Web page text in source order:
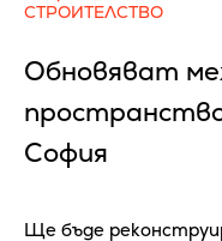
СТРОИТЕЛСТВО
Обновяват
София
Ще бъде